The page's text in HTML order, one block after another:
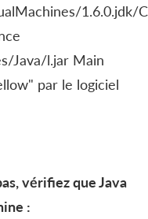
Java/l.jar Main
par le logiciel
vérifiez que Java
: